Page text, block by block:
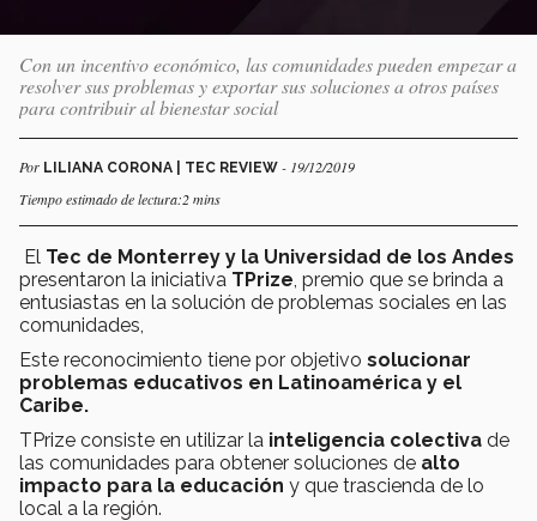
Con un incentivo económico, las comunidades pueden empezar a
resolver sus problemas y exportar sus soluciones a otros países
para contribuir al bienestar social
Por LILIANA CORONA | TEC REVIEW - 19/12/2019
Tiempo estimado de lectura:2 mins
El Tec de Monterrey y la Universidad de los Andes
presentaron la iniciativa TPrize , premio que se brinda a
entusiastas en la solución de problemas sociales en las
comunidades,
Este reconocimiento tiene por objetivo solucionar
problemas educativos en Latinoamérica y el
Caribe.
TPrize consiste en utilizar la inteligencia colectiva de
las comunidades para obtener soluciones de alto
impacto para la educación y que trascienda de lo
local a la región.